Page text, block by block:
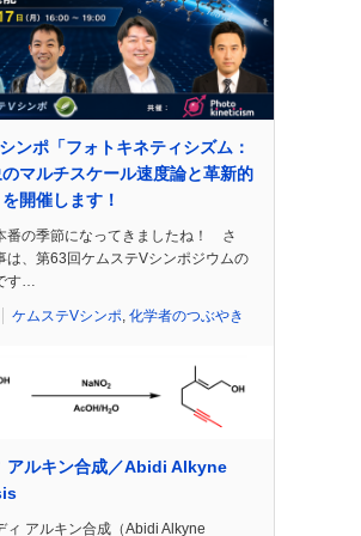
ンポ「フォトキネティシズム：
マルチスケール速度論と革新的
開催します！
番の季節になってきましたね！ さ
は、第63回ケムステVシンポジウムの
す…
ケムステVシンポ, 化学者のつぶやき
アルキン合成／Abidi Alkyne
ィ アルキン合成（Abidi Alkyne